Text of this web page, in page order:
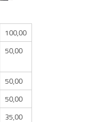
100,00
50,00
50,00
50,00
35,00